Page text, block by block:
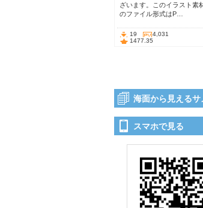
ざいます。このイラスト素
のファイル形式はP…
19
4,031
1477.35
海面から見える
スマホで見る